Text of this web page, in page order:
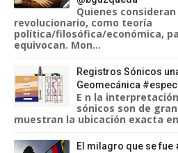
Quienes
revolucionario, como teoría
política/filosófica/económica,
equivocan. Mon...
Registros Sónicos
Geomecánica
E n la
sónicos son de
muestran la ubicación exacta
El milagro que se fue